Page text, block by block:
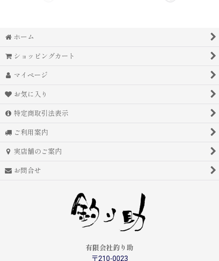
ホーム
ショッピングカート
マイページ
お気に入り
特定商取引法表示
ご利用案内
実店舗のご案内
お問合せ
有限会社釣り助
〒210-0023